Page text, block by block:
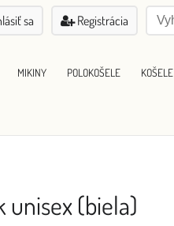
sa Registrácia
MIKINY POLOKOŠELE KOŠELE
unisex (biela)